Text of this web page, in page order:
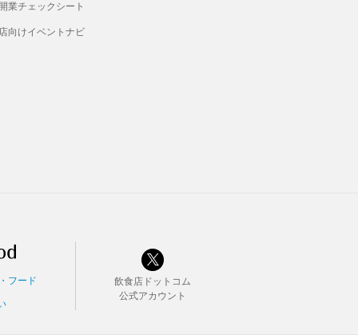
業チェックシート
向けイベントナビ
フード
飲食店ドットコム
公式アカウント